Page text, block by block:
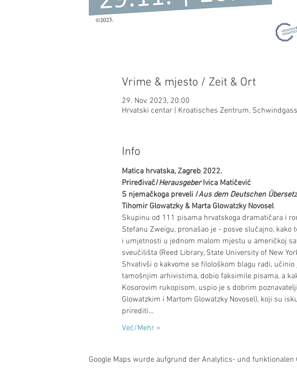
Vrime & mjesto / Zeit & Ort
29. Nov. 2023, 20:00
Hrvatski centar | Kroatisches Zentrum,
Info
Matica hrvatska, Zagreb 2022.
Priređivač/Herausgeber Ivica Matičević
S njemačkoga preveli /Aus dem Deutschen
Tihomir Glowatzky & Marta Glowatzky Novosel
Skupinu od 111 pisama hrvatskoga dramatičara i
Stefanu Zweigu, pronašao je - posve slučajno,
i umjetnosti u jednom malom mjestu u američkoj
sveučilišta (Reed Library, State University of New
Shvativši o kakvome se filološkom blagu radi,
tamošnjim arhivistima, dobio faksimile pisama, a
Kosorovim rukopisom, uspio je s dobrim
Glowatzkim i Martom Glowatzky Novosel), koji su
prirediti…
Već/Mehr >
Google Maps wurde aufgrund der Analytics- und